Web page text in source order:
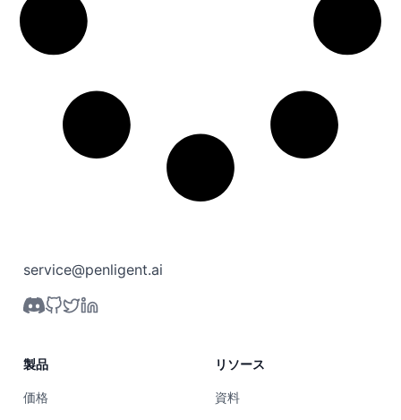
service@penligent.ai
製品
価格
リソース
資料